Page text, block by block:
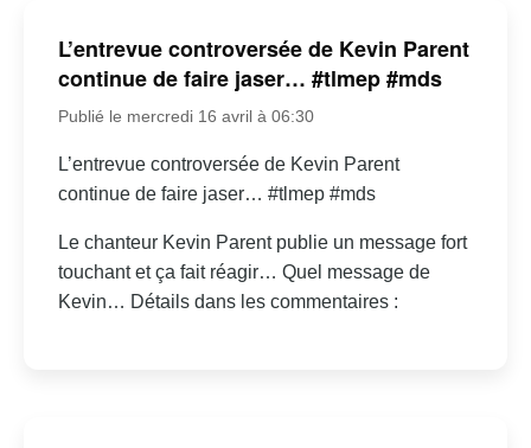
L’entrevue controversée de Kevin Parent
continue de faire jaser… #tlmep #mds
Publié le mercredi 16 avril à 06:30
L’entrevue controversée de Kevin Parent
continue de faire jaser… #tlmep #mds
Le chanteur Kevin Parent publie un message fort
touchant et ça fait réagir… Quel message de
Kevin… Détails dans les commentaires :